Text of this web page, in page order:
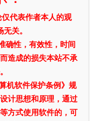
代表作者本人的观
关。
确性，有效性，时间
造成的损失本站不承
机软件保护条例》规
计思想和原理，通过
方式使用软件的，可